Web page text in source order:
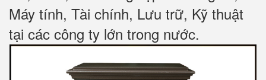
Máy tính, Tài chính, Lưu trữ, Kỹ thuật
tại các công ty lớn trong nước.